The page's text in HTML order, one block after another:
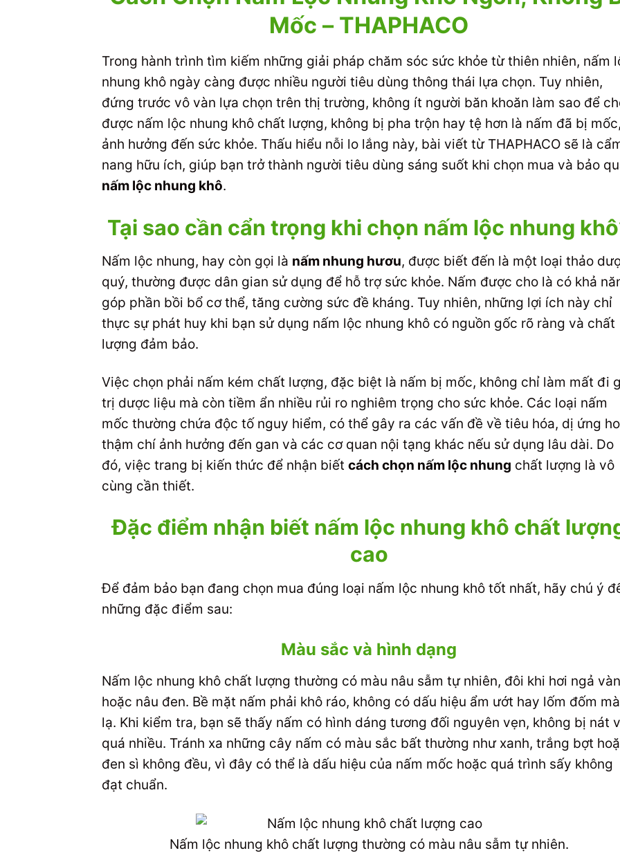
Mốc – THAPHACO
Trong hành trình tìm kiếm những giải pháp chăm sóc sức khỏe từ thiên nhiên, nấm
nhung khô ngày càng được nhiều người tiêu dùng thông thái lựa chọn. Tuy nhiên,
đứng trước vô vàn lựa chọn trên thị trường, không ít người băn khoăn làm sao để
được nấm lộc nhung khô chất lượng, không bị pha trộn hay tệ hơn là nấm đã bị mốc,
ảnh hưởng đến sức khỏe. Thấu hiểu nỗi lo lắng này, bài viết từ THAPHACO sẽ là
nang hữu ích, giúp bạn trở thành người tiêu dùng sáng suốt khi chọn mua và bảo
nấm lộc nhung khô.
Tại sao cần cẩn trọng khi chọn nấm lộc nhung
Nấm lộc nhung, hay còn gọi là nấm nhung hươu, được biết đến là một loại thảo
quý, thường được dân gian sử dụng để hỗ trợ sức khỏe. Nấm được cho là có khả
góp phần bồi bổ cơ thể, tăng cường sức đề kháng. Tuy nhiên, những lợi ích này chỉ
thực sự phát huy khi bạn sử dụng nấm lộc nhung khô có nguồn gốc rõ ràng và chất
lượng đảm bảo.
Việc chọn phải nấm kém chất lượng, đặc biệt là nấm bị mốc, không chỉ làm mất đi
trị dược liệu mà còn tiềm ẩn nhiều rủi ro nghiêm trọng cho sức khỏe. Các loại nấm
mốc thường chứa độc tố nguy hiểm, có thể gây ra các vấn đề về tiêu hóa, dị ứng
thậm chí ảnh hưởng đến gan và các cơ quan nội tạng khác nếu sử dụng lâu dài. Do
đó, việc trang bị kiến thức để nhận biết cách chọn nấm lộc nhung chất lượng là vô
cùng cần thiết.
Đặc điểm nhận biết nấm lộc nhung khô chất
cao
Để đảm bảo bạn đang chọn mua đúng loại nấm lộc nhung khô tốt nhất, hãy chú ý
những đặc điểm sau:
Màu sắc và hình dạng
Nấm lộc nhung khô chất lượng thường có màu nâu sẫm tự nhiên, đôi khi hơi ngả
hoặc nâu đen. Bề mặt nấm phải khô ráo, không có dấu hiệu ẩm ướt hay lốm đốm
lạ. Khi kiểm tra, bạn sẽ thấy nấm có hình dáng tương đối nguyên vẹn, không bị nát
quá nhiều. Tránh xa những cây nấm có màu sắc bất thường như xanh, trắng bợt
đen sì không đều, vì đây có thể là dấu hiệu của nấm mốc hoặc quá trình sấy không
đạt chuẩn.
Nấm lộc nhung khô chất lượng thường có màu nâu sẫm tự nhiên.